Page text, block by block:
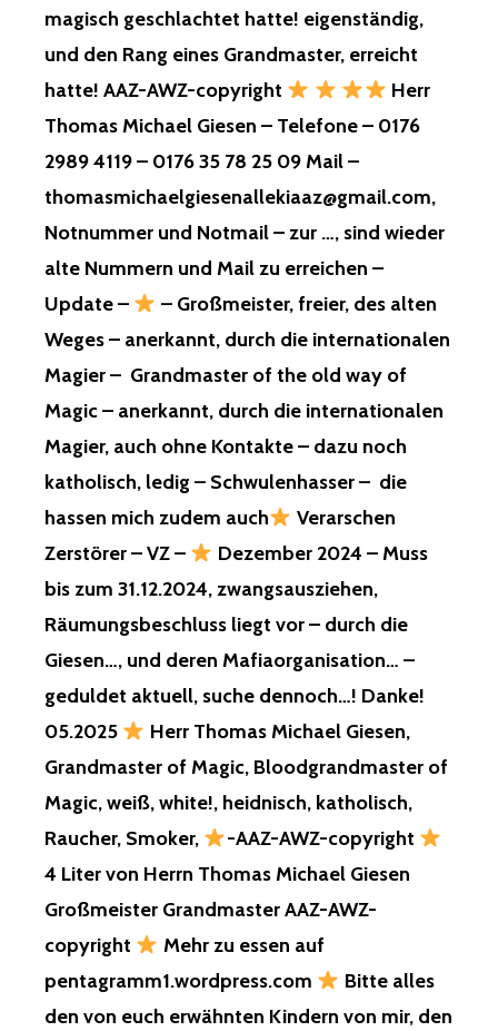
magisch geschlachtet hatte! eigenständig,
und den Rang eines Grandmaster, erreicht
hatte! AAZ-AWZ-copyright
Herr
Thomas Michael Giesen – Telefone – 0176
2989 4119 – 0176 35 78 25 09 Mail –
thomasmichaelgiesenallekiaaz@gmail.com,
Notnummer und Notmail – zur …, sind wieder
alte Nummern und Mail zu erreichen –
Update –
– Großmeister, freier, des alten
Weges – anerkannt, durch die internationalen
Magier – Grandmaster of the old way of
Magic – anerkannt, durch die internationalen
Magier, auch ohne Kontakte – dazu noch
katholisch, ledig – Schwulenhasser – die
hassen mich zudem auch
Verarschen
Zerstörer – VZ –
Dezember 2024 – Muss
bis zum 31.12.2024, zwangsausziehen,
Räumungsbeschluss liegt vor – durch die
Giesen…, und deren Mafiaorganisation… –
geduldet aktuell, suche dennoch…! Danke!
05.2025
Herr Thomas Michael Giesen,
Grandmaster of Magic, Bloodgrandmaster of
Magic, weiß, white!, heidnisch, katholisch,
Raucher, Smoker,
-AAZ-AWZ-copyright
4 Liter von Herrn Thomas Michael Giesen
Großmeister Grandmaster AAZ-AWZ-
copyright
Mehr zu essen auf
pentagramm1.wordpress.com
Bitte alles
den von euch erwähnten Kindern von mir, den